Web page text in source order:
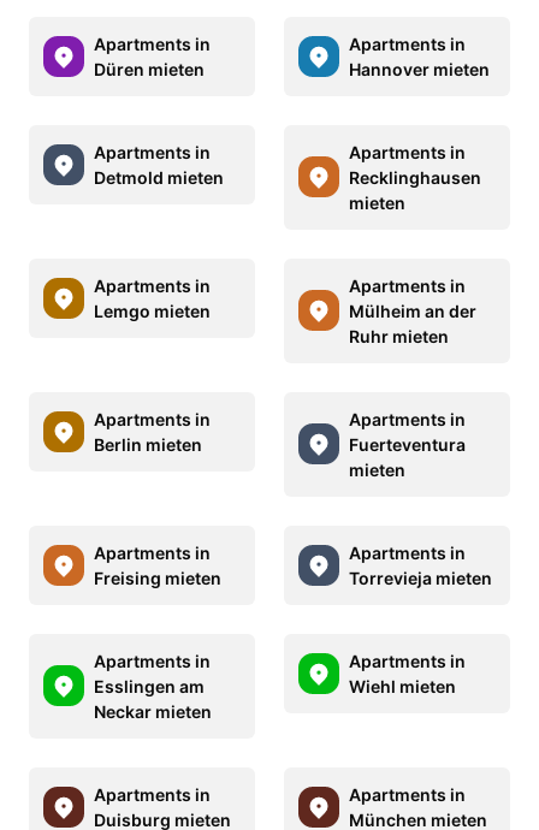
Apartments in
Düren mieten
Apartments in
Hannover mieten
Apartments in
Detmold mieten
Apartments in
Recklinghausen
mieten
Apartments in
Lemgo mieten
Apartments in
Mülheim an der
Ruhr mieten
Apartments in
Berlin mieten
Apartments in
Fuerteventura
mieten
Apartments in
Freising mieten
Apartments in
Torrevieja mieten
Apartments in
Esslingen am
Neckar mieten
Apartments in
Wiehl mieten
Apartments in
Duisburg mieten
Apartments in
München mieten